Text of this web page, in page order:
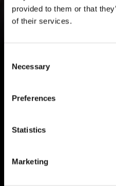
provided to them or that
of their services.
Necessary
Preferences
Statistics
Marketing
535 PLATFORM
对于工程艺术我们一直坚